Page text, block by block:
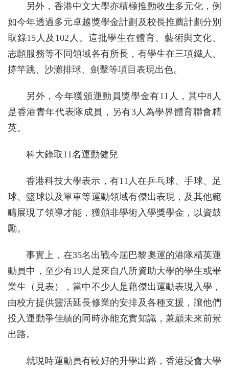
另外，香港中文大學亦積極推動收生多元化，例
如今年透過多元卓越獎學金計劃及校長推薦計劃分別
取錄15人及102人。這批學生在體育、藝術與文化、
志願服務等不同領域各有所長，有學生在三項鐵人、
撐竿跳、沙灘排球、劍擊等項目表現出色。
另外，今年獲頒運動員獎學金有11人，其中8人
是香港青年代表隊成員，另有3人為學界體育聯會精
英。
科大錄取11名運動健兒
香港科技大學表示，有11人在乒乓球、手球、足
球、籃球以及單車等運動領域有傑出表現，及其他範
疇展現了領導才能，獲頒非學術入學獎學金，以資鼓
勵。
事實上，在35名出戰今屆巴黎奧運的港隊精英運
動員中，至少有19人是來自八所資助大學的學生或畢
業生（見表），當中不少人是藉傑出運動表現入學，
由校方提供靈活延長修業的安排及各種支援，讓他們
投入運動爭佳績的同時亦能充實知識，兼顧未來前景
出路。
就現時運動員有較好的升學出路，香港浸會大學